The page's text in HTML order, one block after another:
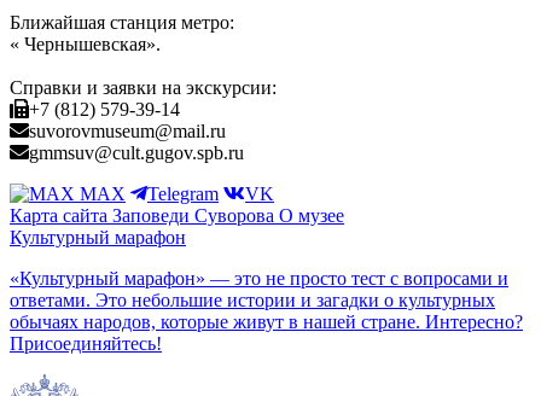
Ближайшая станция метро:
« Чернышевская».
Справки и заявки на экскурсии:
+7 (812) 579-39-14
suvorovmuseum@mail.ru
gmmsuv@cult.gugov.spb.ru
MAX
Telegram
VK
Карта сайта Заповеди Cуворова О музее
Культурный марафон
«Культурный марафон» — это не просто тест с вопросами и
ответами. Это небольшие истории и загадки о культурных
обычаях народов, которые живут в нашей стране. Интересно?
Присоединяйтесь!